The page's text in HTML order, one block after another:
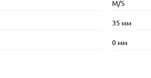
M/S
35 мм
0 мм